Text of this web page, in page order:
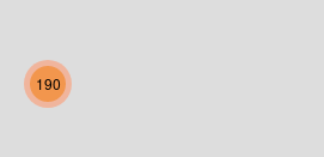
190